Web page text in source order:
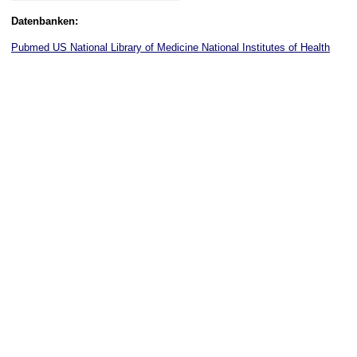
Datenbanken:
Pubmed US National Library of Medicine National Institutes of Health